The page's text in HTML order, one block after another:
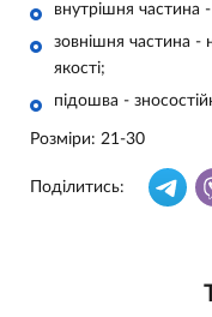
внутрішня частина
зовнішня частина -
якості;
підошва -
Розміри: 21-30
Поділитись: